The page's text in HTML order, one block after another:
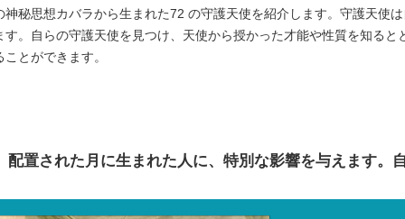
秘思想カバラから生まれた72 の守護天使を紹介します。守護天使
。自らの守護天使を見つけ、天使から授かった才能や性質を知る
とができます。
置された月に生まれた人に、特別な影響を与えます。